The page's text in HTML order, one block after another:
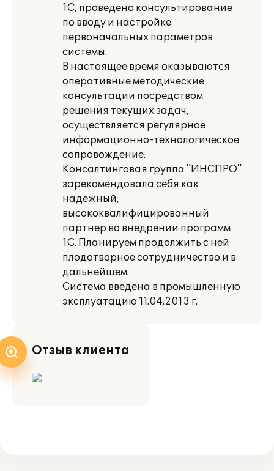
1С, проведено консультирование
по вводу и настройке
первоначальных параметров
системы.
В настоящее время оказываются
оперативные методические
консультации посредством
решения текущих задач,
осуществляется регулярное
информационно-технологическое
сопровождение.
Консалтинговая группа "ИНСПРО"
зарекомендовала себя как
надежный,
высококвалифицированный
партнер во внедрении программ
1С. Планируем продолжить с ней
плодотворное сотрудничество и в
дальнейшем.
Система введена в промышленную
эксплуатацию 11.04.2013 г.
Отзыв клиента